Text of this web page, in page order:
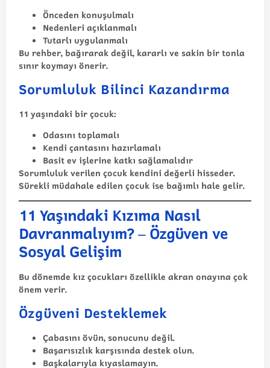
Önceden konuşulmalı
Nedenleri açıklanmalı
Tutarlı uygulanmalı
Bu rehber, bağırarak değil, kararlı ve sakin bir tonla
sınır koymayı önerir.
Sorumluluk Bilinci Kazandırma
11 yaşındaki bir çocuk:
Odasını toplamalı
Kendi çantasını hazırlamalı
Basit ev işlerine katkı sağlamalıdır
Sorumluluk verilen çocuk kendini değerli hisseder.
Sürekli müdahale edilen çocuk ise bağımlı hale gelir.
11 Yaşındaki Kızıma Nasıl
Davranmalıyım? – Özgüven ve
Sosyal Gelişim
Bu dönemde kız çocukları özellikle akran onayına çok
önem verir.
Özgüveni Desteklemek
Çabasını övün, sonucunu değil.
Başarısızlık karşısında destek olun.
Başkalarıyla kıyaslamayın.